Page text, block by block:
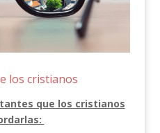
los cristianos
que los cristianos